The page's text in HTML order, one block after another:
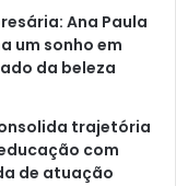
Ana Paula
um sonho em
da beleza
trajetória
com
de atuação